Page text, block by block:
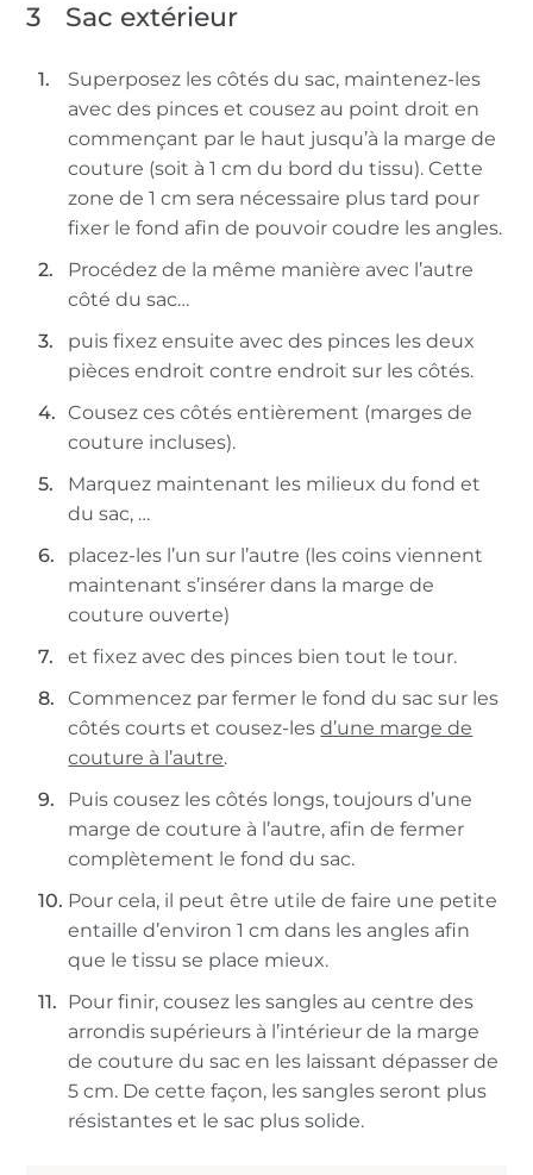
3 Sac extérieur
Superposez les côtés du sac, maintenez-les
avec des pinces et cousez au point droit en
commençant par le haut jusqu’à la marge de
couture (soit à 1 cm du bord du tissu). Cette
zone de 1 cm sera nécessaire plus tard pour
fixer le fond afin de pouvoir coudre les angles.
Procédez de la même manière avec l’autre
côté du sac…
puis fixez ensuite avec des pinces les deux
pièces endroit contre endroit sur les côtés.
Cousez ces côtés entièrement (marges de
couture incluses).
Marquez maintenant les milieux du fond et
du sac, …
placez-les l’un sur l’autre (les coins viennent
maintenant s’insérer dans la marge de
couture ouverte)
et fixez avec des pinces bien tout le tour.
Commencez par fermer le fond du sac sur les
côtés courts et cousez-lesd’une marge de
couture à l’autre.
Puis cousez les côtés longs, toujours d’une
marge de couture à l’autre, afin de fermer
complètement le fond du sac.
Pour cela, il peut être utile de faire une petite
entaille d’environ 1 cm dans les angles afin
que le tissu se place mieux.
Pour finir, cousez les sangles au centre des
arrondis supérieurs à l’intérieur de la marge
de couture du sac en les laissant dépasser de
5 cm. De cette façon, les sangles seront plus
résistantes et le sac plus solide.